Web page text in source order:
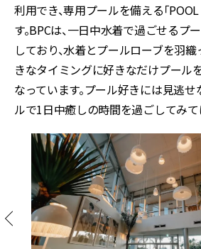
利用でき、専用プールを備える「
す。BPCは、一日中水着で過ごせるプ
しており、水着とプールローブを羽織
きなタイミングに好きなだけプール
なっています。プール好きには見逃せ
ルで1日中癒しの時間を過ごしてみて